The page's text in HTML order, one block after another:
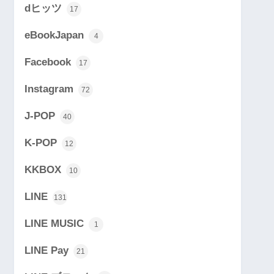
dヒッツ 17
eBookJapan 4
Facebook 17
Instagram 72
J-POP 40
K-POP 12
KKBOX 10
LINE 131
LINE MUSIC 1
LINE Pay 21